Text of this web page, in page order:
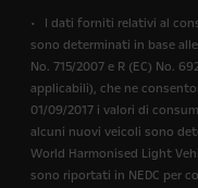
• I dati forniti relativi al
sono determinati in base
No. 715/2007 e R (EC) No.
applicabili), che ne
01/09/2017 i valori di
alcuni nuovi veicoli sono
World Harmonised Light
sono riportati in NEDC per